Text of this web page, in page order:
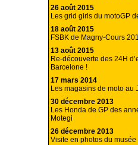
26 août 2015
Les grid girls du motoGP
18 août 2015
FSBK de Magny-Cours
13 août 2015
Re-découverte des 24H
Barcelone !
17 mars 2014
Les magasins de moto au
30 décembre 2013
Les Honda de GP des
Motegi
26 décembre 2013
Visite en photos du